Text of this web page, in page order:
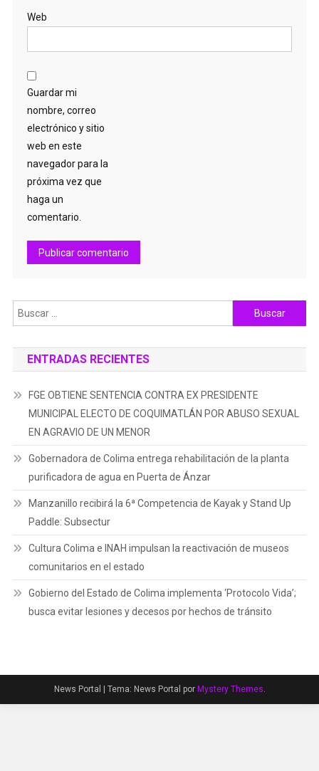
Web
Guardar mi
nombre, correo
electrónico y sitio
web en este
navegador para la
próxima vez que
haga un
comentario.
Buscar:
ENTRADAS RECIENTES
FGE OBTIENE SENTENCIA CONTRA EX PRESIDENTE
MUNICIPAL ELECTO DE COQUIMATLÁN POR ABUSO SEXUAL
EN AGRAVIO DE UN MENOR
Gobernadora de Colima entrega rehabilitación de la planta
purificadora de agua en Puerta de Ánzar
Manzanillo recibirá la 6ª Competencia de Kayak y Stand Up
Paddle: Subsectur
Cultura Colima e INAH impulsan la reactivación de museos
comunitarios en el estado
Gobierno del Estado de Colima implementa ‘Protocolo Vida’;
busca evitar lesiones y decesos por hechos de tránsito
News Portal Tema: News Portal por Mystery Themes.